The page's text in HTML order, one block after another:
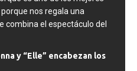
es uno de los mejores
nos regala una
el espectáculo del
y “Elle” encabezan los